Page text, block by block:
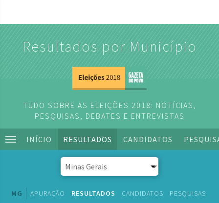
Resultados por Município
TUDO SOBRE AS ELEIÇÕES 2018: NOTÍCIAS,
PESQUISAS, DEBATES E ENTREVISTAS
INÍCIO RESULTADOS CANDIDATOS
MG APURAÇÃO RESULTADOS CANDIDATOS PESQUISAS